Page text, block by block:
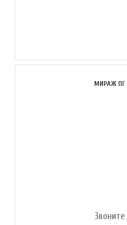
МИРАЖ ПГ
Звоните